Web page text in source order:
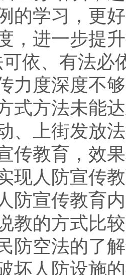
的学习，更
，进一步提
依、有法必
力度深度不
式方法未能
、上街发放
传教育，效
现人防宣传
防宣传教育
教的方式比
防空法的了
坏人防设施